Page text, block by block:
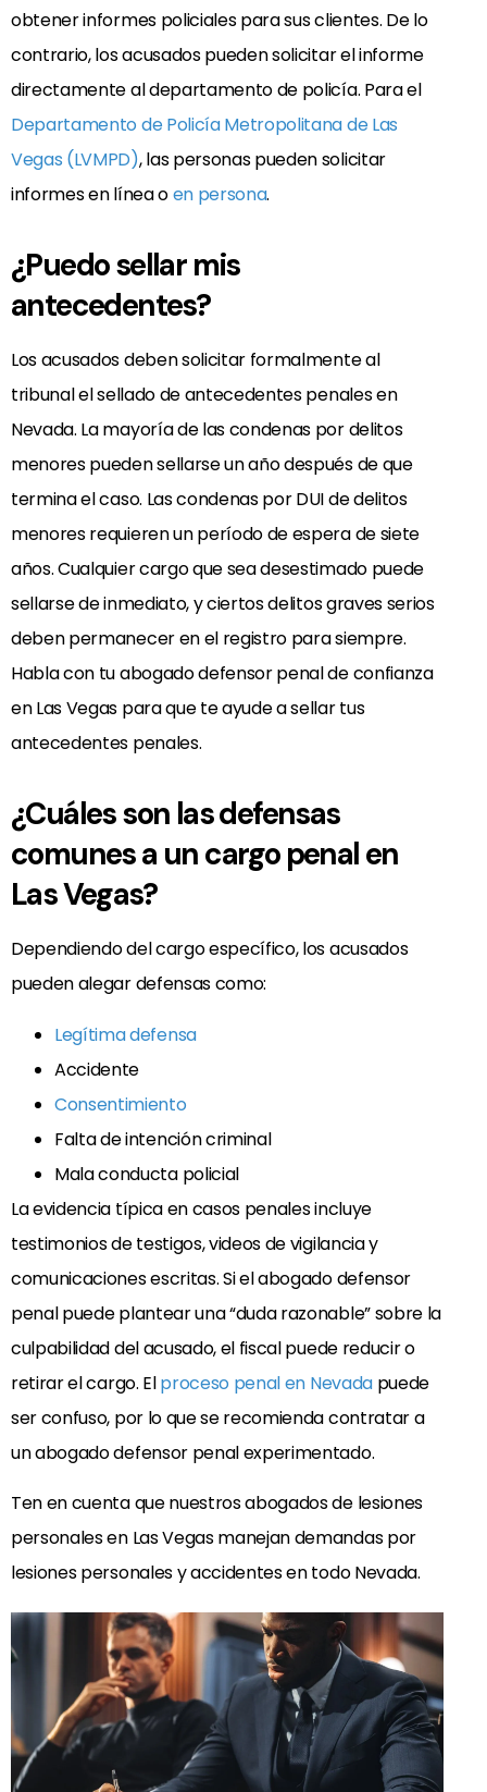
obtener informes policiales para sus clientes. De lo
contrario, los acusados pueden solicitar el informe
directamente al departamento de policía. Para el
Departamento de Policía Metropolitana de Las
Vegas (LVMPD), las personas pueden solicitar
informes en línea oen persona.
¿Puedo sellar mis
antecedentes?
Los acusados deben solicitar formalmente al
tribunal el sellado de antecedentes penales en
Nevada. La mayoría de las condenas por delitos
menores pueden sellarse un año después de que
termina el caso. Las condenas por DUI de delitos
menores requieren un período de espera de siete
años. Cualquier cargo que sea desestimado puede
sellarse de inmediato, y ciertos delitos graves serios
deben permanecer en el registro para siempre.
Habla con tu abogado defensor penal de confianza
en Las Vegas para que te ayude a sellar tus
antecedentes penales.
¿Cuáles son las defensas
comunes a un cargo penal en
Las Vegas?
Dependiendo del cargo específico, los acusados
pueden alegar defensas como:
Legítima defensa
Accidente
Consentimiento
Falta de intención criminal
Mala conducta policial
La evidencia típica en casos penales incluye
testimonios de testigos, videos de vigilancia y
comunicaciones escritas. Si el abogado defensor
penal puede plantear una “duda razonable” sobre la
culpabilidad del acusado, el fiscal puede reducir o
retirar el cargo. Elproceso penal en Nevadapuede
ser confuso, por lo que se recomienda contratar a
un abogado defensor penal experimentado.
Ten en cuenta que nuestros abogados de lesiones
personales en Las Vegas manejan demandas por
lesiones personales y accidentes en todo Nevada.